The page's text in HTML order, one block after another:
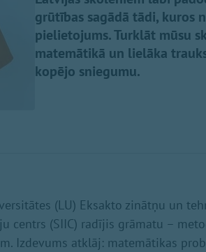
grūtības sagādā tādi, kuros
pielietojums. Turklāt mūsu
matemātikā un lielāka
kopējo sniegumu.
(LU) Eksakto zinātņu un
centrs (SIIC) radījis grāmatu –
Izdevums atklāj: matemātikas